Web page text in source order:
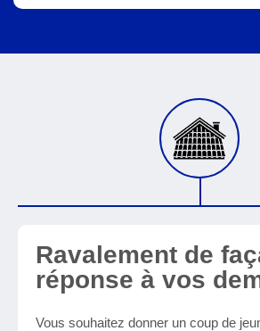
Ravalement de
réponse à vos
Vous souhaitez donner un coup de